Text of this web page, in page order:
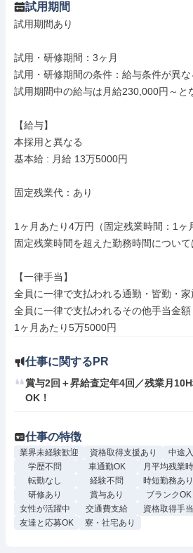
試用期間
試用期間あり
試用・研修期間：3ヶ月
試用・研修期間の条件：給与条件が異な
試用期間中の給与は月給230,000円～と
【給与】
本採用と異なる
基本給 : 月給 13万5000円
固定残業代：あり
1ヶ月あたり4万円（固定残業時間：1ヶ
固定残業時間を超えた勤務時間につい
【一律手当】
全員に一律で支払われる通勤・皆勤・
全員に一律で支払われるその他手当金額
仕事に関するPR
賞与2回＋昇給査定年4回／残業月
OK！
仕事の特徴
業界未経験歓迎 資格取得支援あり
中途
学歴不問
車通勤OK
月平均残業
転勤なし
経験不問 時短勤務あり
研修あり
賞与あり ブランクOK
女性が活躍中
交通費支給 資格取得手
友達と応募OK
寮・社宅あり